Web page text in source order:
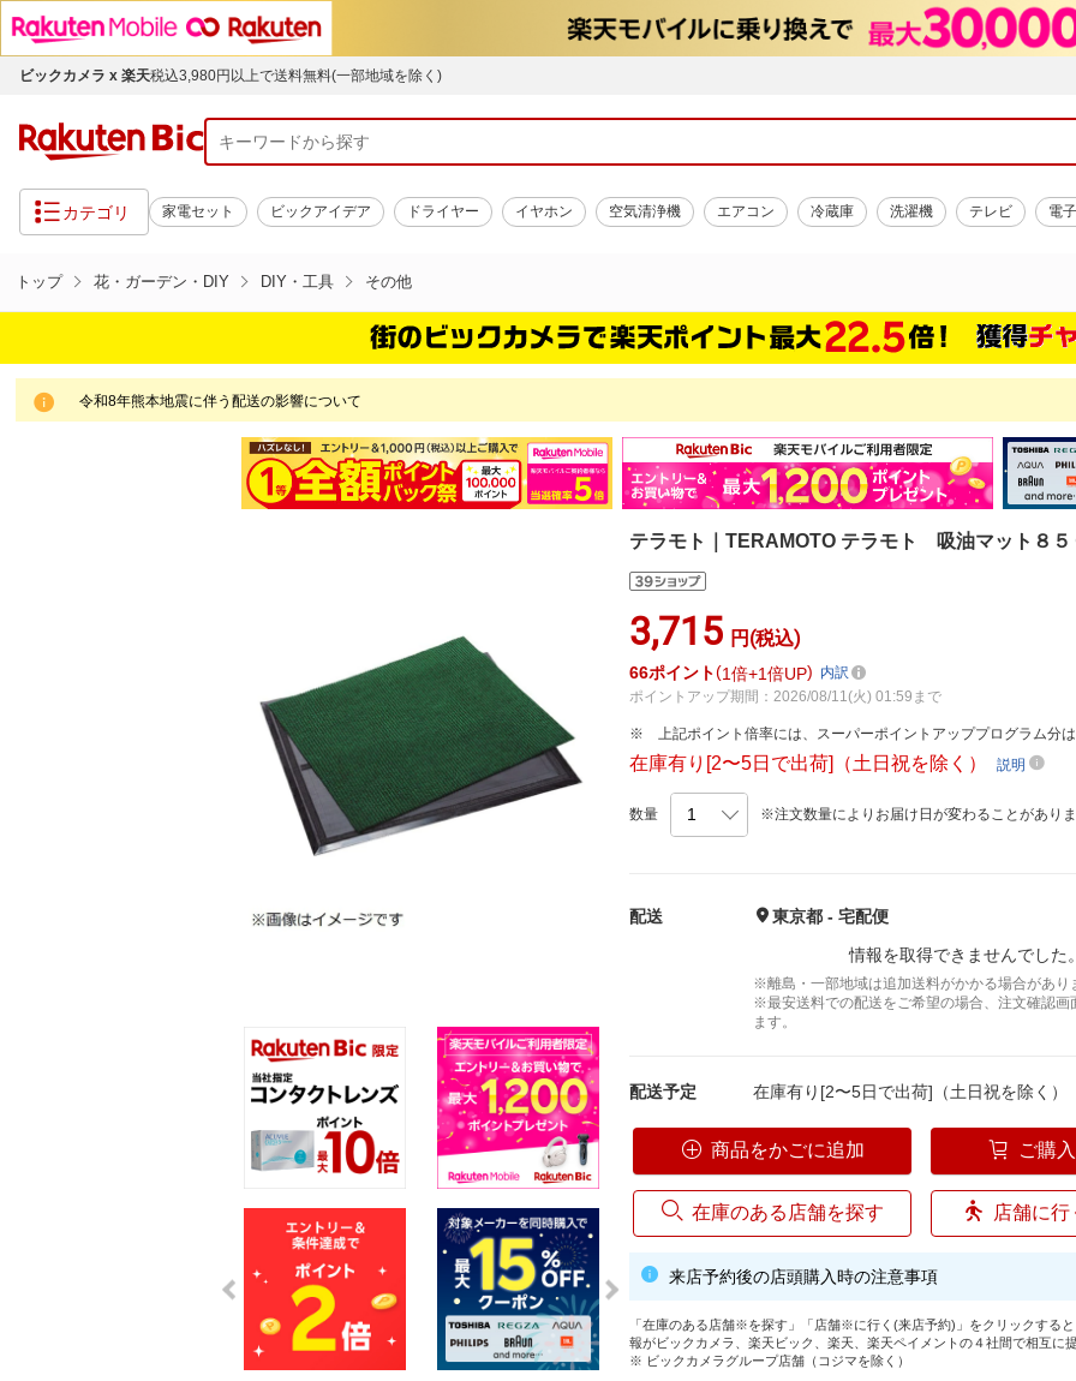
ビックカメラ x 楽天税込3,980円以上で送料無料(一部地域を除く)
カテゴリ 家電セット ビックアイデア ドライヤー イヤホン 空気清浄機 エアコン 冷蔵庫 洗濯機 テレビ 電
トップ 花・ガーデン・DIY DIY・工具 その他
令和8年熊本地震に伴う配送の影響について
テラモト｜TERAMOTO テラモト 吸油マット８５
3,715 円(税込)
66ポイント 1倍 1倍UP
内訳
ポイントアップ期間：2026/08/11(火) 01:59まで
上記ポイント倍率には、スーパーポイントアッププログラム分
在庫有り[2〜5日で出荷]（土日祝を除く）説明
数量 ※注文数量によりお届け日が変わることがあり
配送
東京都 - 宅配便
情報を取得できませんでし
※離島・一部地域は追加送料がかかる場合があり
※最安送料での配送をご希望の場合、注文確認
ます。
配送予定 在庫有り[2〜5日で出荷]（土日祝を除く）
商品をかごに追加 ご購
在庫のある店舗を探す 店舗に
来店予約後の店頭購入時の注意事項
「在庫のある店舗※を探す」「店舗※に行く(来店予約)」をクリックする
報がビックカメラ、楽天ビック、楽天、楽天ペイメントの４社間で相互に
※ ビックカメラグループ店舗（コジマを除く）